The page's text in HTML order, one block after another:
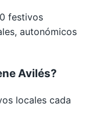
festivos
autonómicos
Avilés?
locales cada